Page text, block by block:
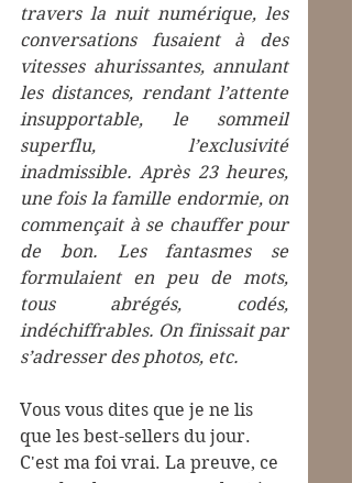
travers la nuit numérique, les
conversations fusaient à des
vitesses ahurissantes, annulant
les distances, rendant l’attente
insupportable, le sommeil
superflu, l’exclusivité
inadmissible. Après 23 heures,
une fois la famille endormie, on
commençait à se chauffer pour
de bon. Les fantasmes se
formulaient en peu de mots,
tous abrégés, codés,
indéchiffrables. On finissait par
s’adresser des photos, etc.
Vous vous dites que je ne lis
que les best-sellers du jour.
C'est ma foi vrai. La preuve, ce